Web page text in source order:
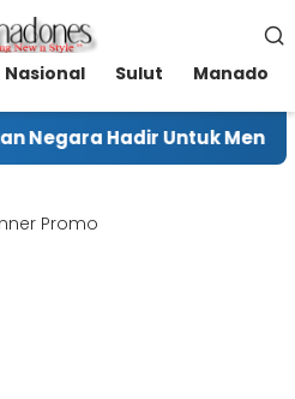
Nasional Sulut Manado
Hadir Untuk